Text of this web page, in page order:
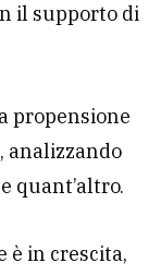
il supporto di
propensione
analizzando
quant’altro.
è in crescita,